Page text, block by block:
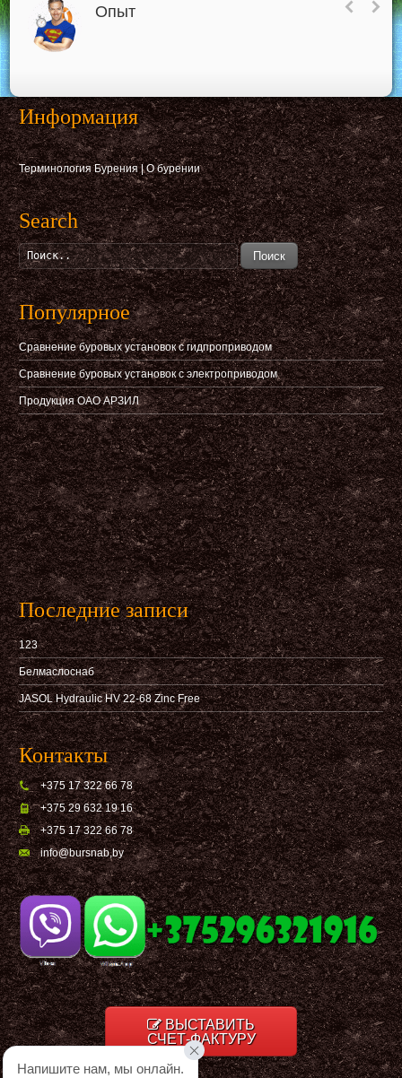
Опыт
Информация
Терминология Бурения|О бурении
Search
Поиск
Популярное
Сравнение буровых установок с гидпроприводом
Сравнение буровых установок с электроприводом
Продукция ОАО АРЗИЛ
Последние записи
123
Белмаслоснаб
JASOL Hydraulic HV 22-68 Zinc Free
Контакты
+375 17 322 66 78
+375 29 632 19 16
+375 17 322 66 78
info@bursnab,by
ВЫСТАВИТЬ
СЧЕТ-ФАКТУРУ
Напишите нам, мы онлайн.